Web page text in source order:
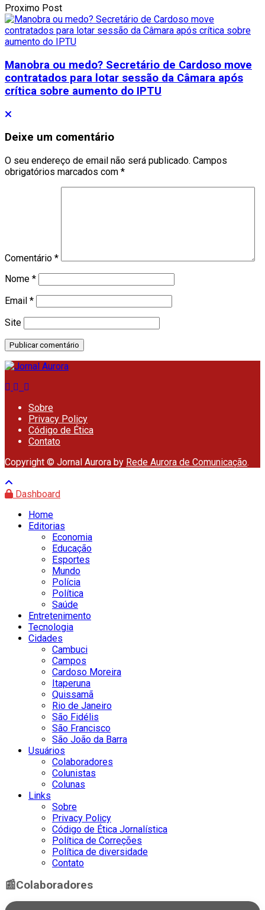
Proximo Post
Manobra ou medo? Secretário de Cardoso move
contratados para lotar sessão da Câmara após
crítica sobre aumento do IPTU
Deixe um comentário
O seu endereço de email não será publicado. Campos
obrigatórios marcados com *
Comentário *
Nome *
Email *
Site
Sobre
Privacy Policy
Código de Ética
Contato
Copyright © Jornal Aurora by Rede Aurora de Comunicação.
Dashboard
Home
Editorias
Economia
Educação
Esportes
Mundo
Polícia
Política
Saúde
Entretenimento
Tecnologia
Cidades
Cambuci
Campos
Cardoso Moreira
Itaperuna
Quissamã
Rio de Janeiro
São Fidélis
São Francisco
São João da Barra
Usuários
Colaboradores
Colunistas
Colunas
Links
Sobre
Privacy Policy
Código de Ética Jornalística
Política de Correções
Política de diversidade
Contato
📰Colaboradores